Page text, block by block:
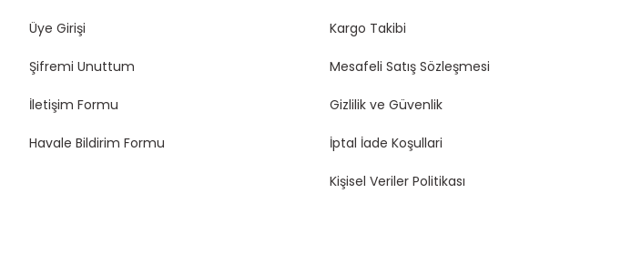
Üye Girişi
Şifremi Unuttum
İletişim Formu
Havale Bildirim Formu
Kargo Takibi
Mesafeli Satış Sözleşmesi
Gizlilik ve Güvenlik
İptal İade Koşullari
Kişisel Veriler Politikası